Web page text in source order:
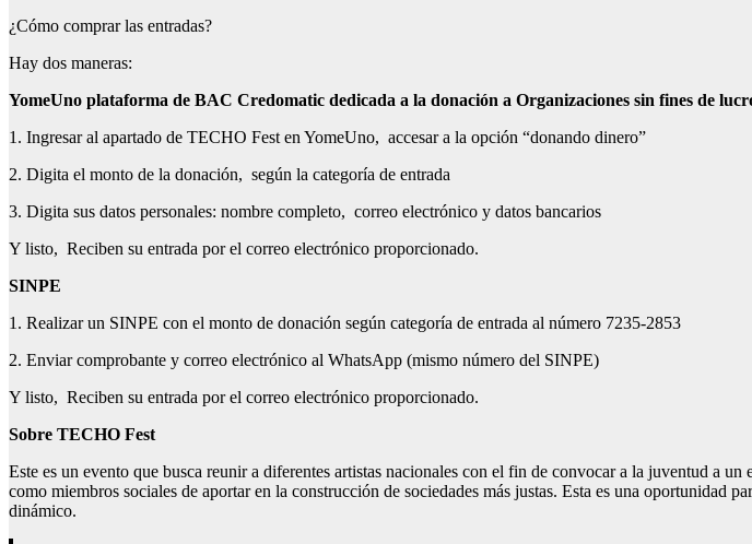
¿Cómo comprar las entradas?
Hay dos maneras:
YomeUno plataforma de BAC Credomatic dedicada a la donación a Organizaciones sin fines de
1. Ingresar al apartado de TECHO Fest en YomeUno, accesar a la opción “donando dinero”
2. Digita el monto de la donación, según la categoría de entrada
3. Digita sus datos personales: nombre completo, correo electrónico y datos bancarios
Y listo, Reciben su entrada por el correo electrónico proporcionado.
SINPE
1. Realizar un SINPE con el monto de donación según categoría de entrada al número 7235-2853
2. Enviar comprobante y correo electrónico al WhatsApp (mismo número del SINPE)
Y listo, Reciben su entrada por el correo electrónico proporcionado.
Sobre TECHO Fest
Este es un evento que busca reunir a diferentes artistas nacionales con el fin de convocar a la juventud a
como miembros sociales de aportar en la construcción de sociedades más justas. Esta es una oportunidad
dinámico.